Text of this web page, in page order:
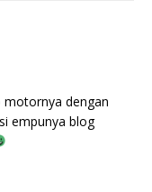
motornya dengan
empunya blog